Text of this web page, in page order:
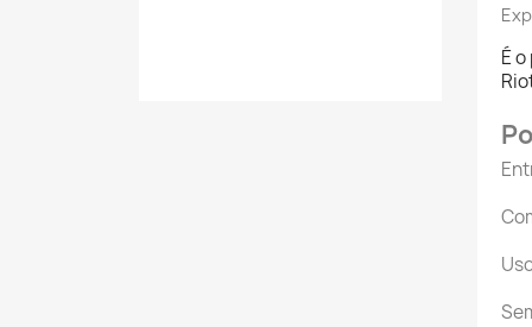
É